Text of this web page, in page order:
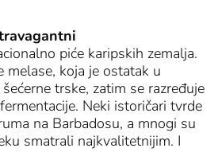
piće karipskih zemalja.
melase, koja je ostatak u
trske, zatim se razređuje
Neki istoričari tvrde
na Barbadosu, a mnogi su
smatrali najkvalitetnijim. I